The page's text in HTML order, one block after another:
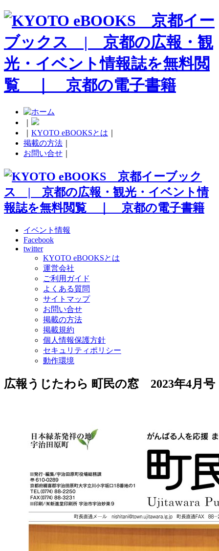
KYOTO eBOOKSとは
掲載の方法
お問い合せ
イベント情報
Facebook
twitter
KYOTO eBOOKSとは
運営会社
ご利用ガイド
よくある質問
サイトマップ
お問い合せ
掲載の方法
掲載規約
個人情報保護方針
セキュリティポリシー
動作環境
広報うじたわら 町民の窓 2023年4月号